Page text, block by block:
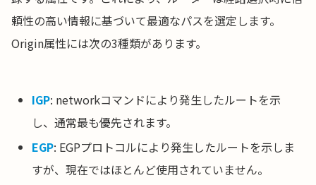
頼性の高い情報に基づいて最適なパスを選定します。
Origin属性には次の3種類があります。
IGP: networkコマンドにより発生したルートを示
し、通常最も優先されます。
EGP: EGPプロトコルにより発生したルートを示しま
すが、現在ではほとんど使用されていません。